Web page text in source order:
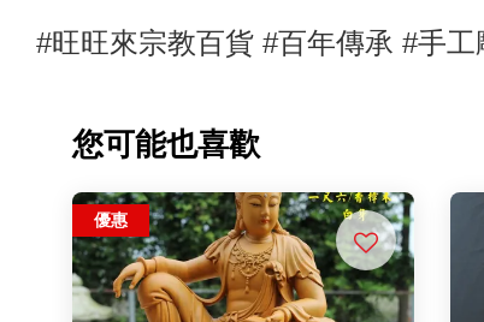
#旺旺來宗教百貨 #百年傳承 #手
您可能也喜歡
優惠